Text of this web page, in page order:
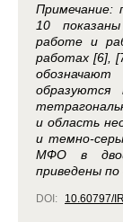
Примечание:
10
работе и
работах [6],
и область
и темно-
МФО в
приведены
DOI: 10.60797/